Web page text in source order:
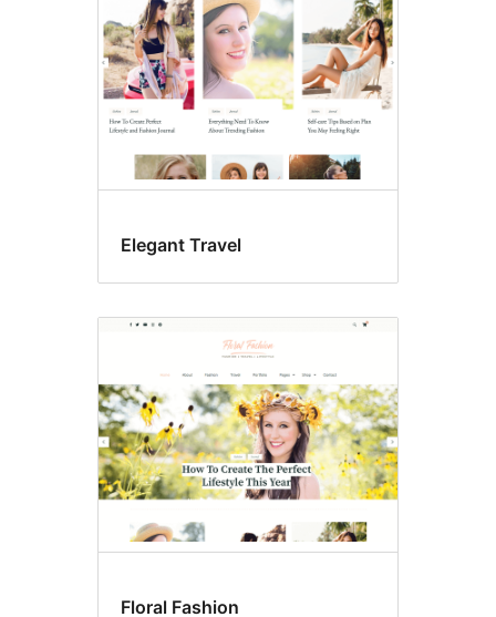
Elegant Travel
Floral Fashion